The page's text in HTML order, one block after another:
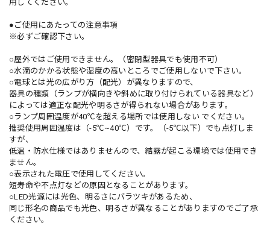
用してください。
●ご使用にあたっての注意事項
※必ずご確認下さい。
○屋外ではご使用できません。（密閉型器具でも使用不可）
○水滴のかかる状態や湿度の高いところでご使用しないで下さい。
○電球とは光の広がり方（配光）が異なりますので、
器具の種類（ランプが横向きや斜めに取り付けられている器具など）
によっては適正な配光や明るさが得られない場合があります。
○ランプ周囲温度が40℃を超える場所では使用しない でください。
推奨使用周囲温度は（-5℃~40℃）です。（-5℃以下）でも点灯しま
すが、
低温・防水仕様ではありませんので、結露が起こる環境では使用でき
ません。
○表示された電圧で使用してください。
短寿命や不点灯などの原因となることがあります。
○LED光源には光色、明るさにバラツキがあるため、
同じ形名の商品でも光色、明るさが異なることがありますのでご了承
ください。